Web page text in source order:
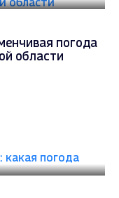
погода
области